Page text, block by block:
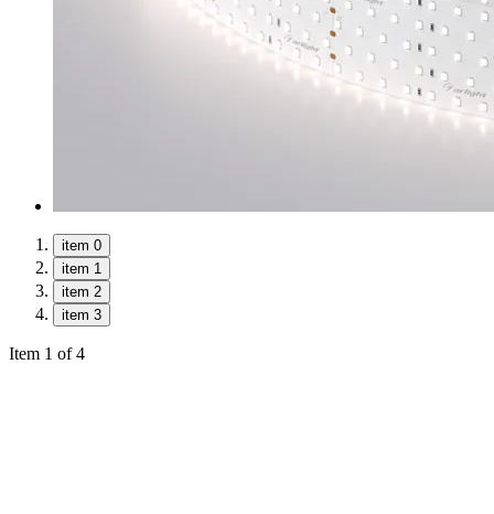
item 0
item 1
item 2
item 3
Item 1 of 4